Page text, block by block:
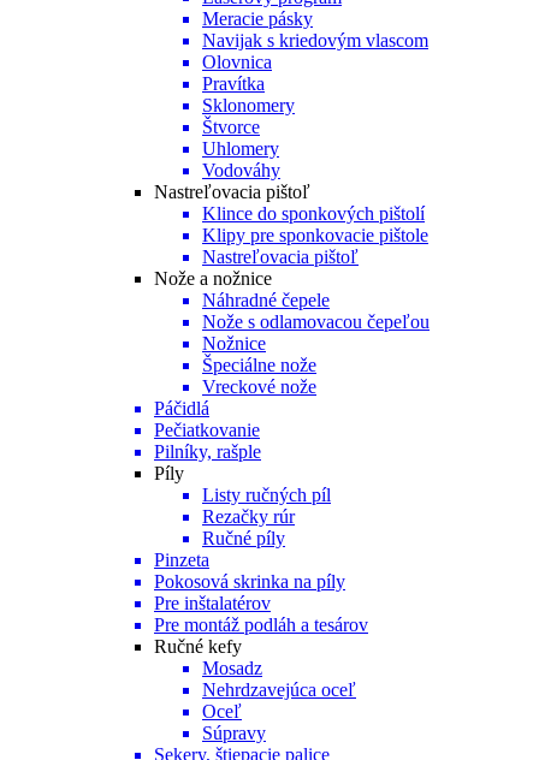
Meracie pásky
Navijak s kriedovým vlascom
Olovnica
Pravítka
Sklonomery
Štvorce
Uhlomery
Vodováhy
Nastreľovacia pištoľ
Klince do sponkových pištolí
Klipy pre sponkovacie pištole
Nastreľovacia pištoľ
Nože a nožnice
Náhradné čepele
Nože s odlamovacou čepeľou
Nožnice
Špeciálne nože
Vreckové nože
Páčidlá
Pečiatkovanie
Pilníky, rašple
Píly
Listy ručných píl
Rezačky rúr
Ručné píly
Pinzeta
Pokosová skrinka na píly
Pre inštalatérov
Pre montáž podláh a tesárov
Ručné kefy
Mosadz
Nehrdzavejúca oceľ
Oceľ
Súpravy
Sekery, štiepacie palice